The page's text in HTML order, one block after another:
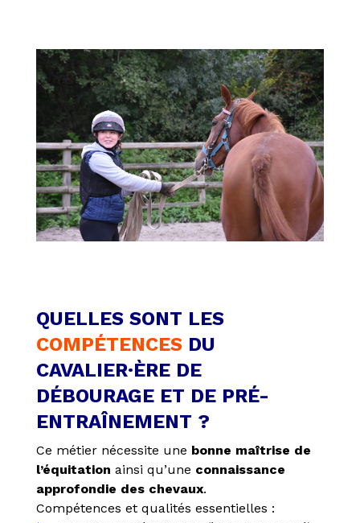
QUELLES SONT LES
COMPÉTENCES DU
CAVALIER·ÈRE DE
DÉBOURAGE ET DE PRÉ-
ENTRAÎNEMENT ?
Ce métier nécessite une bonne maîtrise de
l’équitation ainsi qu’une connaissance
approfondie des chevaux.
Compétences et qualités essentielles :